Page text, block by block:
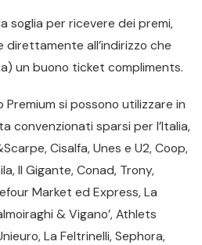
soglia per ricevere dei premi,
direttamente all’indirizzo che
un buono ticket compliments.
si possono utilizzare in
convenzionati sparsi per l’Italia,
Cisalfa, Unes e U2, Coop,
Il Gigante, Conad, Trony,
Market ed Express, La
& Vigano’, Athlets
La Feltrinelli, Sephora,